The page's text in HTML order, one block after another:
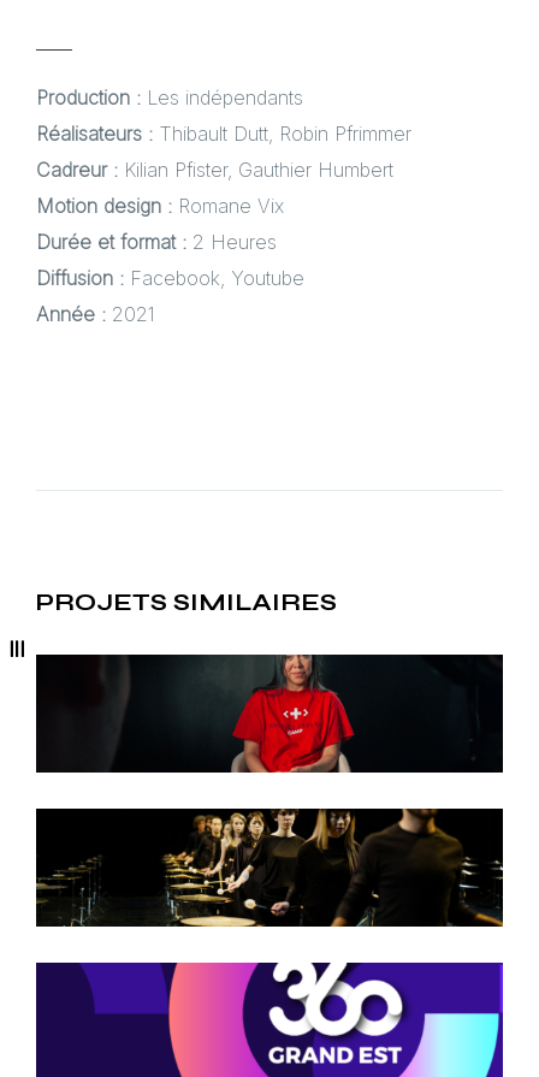
Production : Les indépendants
Réalisateurs : Thibault Dutt, Robin Pfrimmer
Cadreur : Kilian Pfister, Gauthier Humbert
Motion design : Romane Vix
Durée et format : 2 Heures
Diffusion : Facebook, Youtube
Année : 2021
PROJETS SIMILAIRES